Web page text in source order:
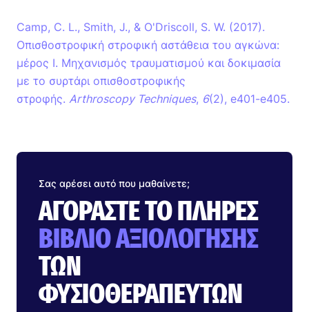
Camp, C. L., Smith, J., & O'Driscoll, S. W. (2017).
Οπισθοστροφική στροφική αστάθεια του αγκώνα:
μέρος Ι. Μηχανισμός τραυματισμού και δοκιμασία
με το συρτάρι οπισθοστροφικής
στροφής. Arthroscopy Techniques, 6(2), e401-e405.
Σας αρέσει αυτό που μαθαίνετε;
ΑΓΟΡΆΣΤΕ ΤΟ ΠΛΉΡΕΣ
ΒΙΒΛΊΟ ΑΞΙΟΛΌΓΗΣΗΣ
ΤΩΝ
ΦΥΣΙΟΘΕΡΑΠΕΥΤΏΝ